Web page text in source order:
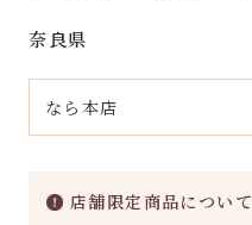
奈良県
なら本店
店舗限定商品について